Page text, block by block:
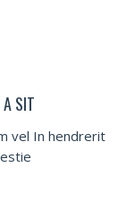
SIT
vel In hendrerit